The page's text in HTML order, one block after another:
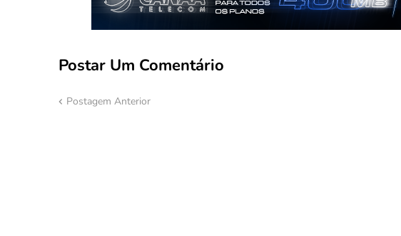
Postar Um Comentário
Postagem Anterior